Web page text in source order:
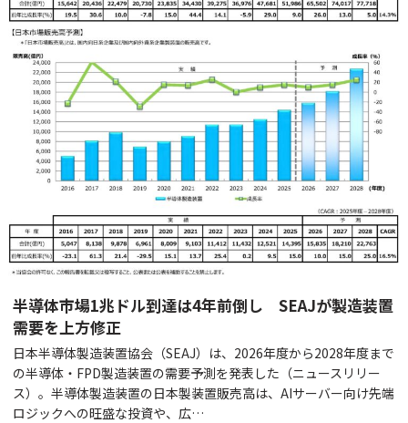
半導体市場1兆ドル到達は4年前倒し SEAJが製造装置
需要を上方修正
日本半導体製造装置協会（SEAJ）は、2026年度から2028年度まで
の半導体・FPD製造装置の需要予測を発表した（ニュースリリー
ス）。半導体製造装置の日本製装置販売高は、AIサーバー向け先端
ロジックへの旺盛な投資や、広…